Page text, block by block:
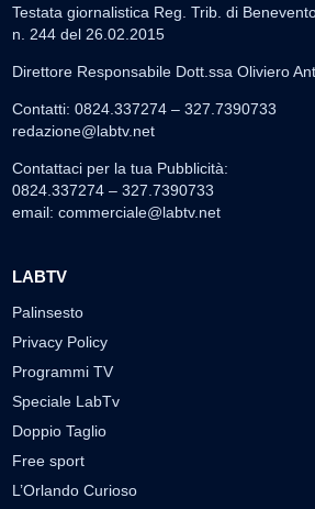
Testata giornalistica Reg. Trib. di
n. 244 del 26.02.2015
Direttore Responsabile Dott.ssa Oliviero
Contatti: 0824.337274 – 327.7390733
redazione@labtv.net
Contattaci per la tua Pubblicità:
0824.337274 – 327.7390733
email: commerciale@labtv.net
LABTV
Palinsesto
Privacy Policy
Programmi TV
Speciale LabTv
Doppio Taglio
Free sport
L’Orlando Curioso